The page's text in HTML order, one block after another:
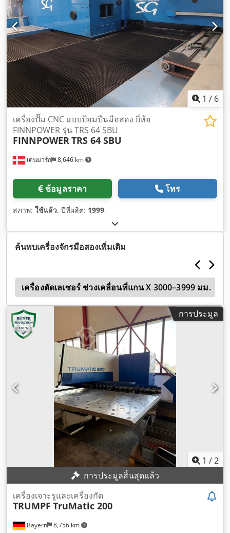
1 / 6
เดนมาร์ก 8,646 km
เครื่องปั๊ม CNC แบบป้อมปืนมือสอง ยี่ห้อ
FINNPOWER รุ่น TRS 64 SBU
FINNPOWERTRS 64 SBU
ข้อมูลราคา โทร
สภาพ: ใช้แล้ว, ปีที่ผลิต: 1999,
ค้นพบเครื่องจักรมือสองเพิ่มเติม
เครื่องตัดเลเซอร์ ช่วงเคลื่อนที่แกน X 3000–3999 มม.
การประมูล
1 /2
การประมูลสิ้นสุดแล้ว
Bayern 8,756 km
เครื่องเจาะรูและเครื่องกัด
TRUMPF TruMatic 200